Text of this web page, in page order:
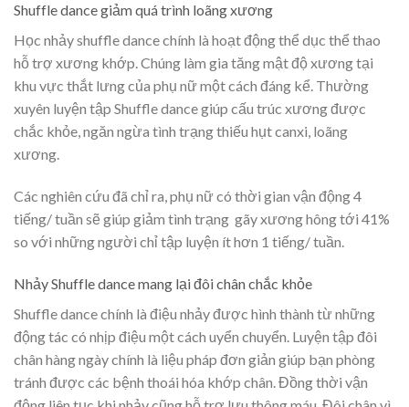
Shuffle dance giảm quá trình loãng xương
Học nhảy shuffle dance chính là hoạt động thể dục thể thao
hỗ trợ xương khớp. Chúng làm gia tăng mật độ xương tại
khu vực thắt lưng của phụ nữ một cách đáng kể. Thường
xuyên luyện tập Shuffle dance giúp cấu trúc xương được
chắc khỏe, ngăn ngừa tình trạng thiếu hụt canxi, loãng
xương.
Các nghiên cứu đã chỉ ra, phụ nữ có thời gian vận động 4
tiếng/ tuần sẽ giúp giảm tình trạng gãy xương hông tới 41%
so với những người chỉ tập luyện ít hơn 1 tiếng/ tuần.
Nhảy Shuffle dance mang lại đôi chân chắc khỏe
Shuffle dance chính là điệu nhảy được hình thành từ những
động tác có nhịp điệu một cách uyển chuyển. Luyện tập đôi
chân hàng ngày chính là liệu pháp đơn giản giúp bạn phòng
tránh được các bệnh thoái hóa khớp chân. Đồng thời vận